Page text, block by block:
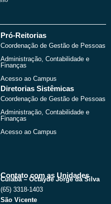
Pró-Reitorias
Coordenação de Gestão de Pessoas
Administração, Contabilidade e
Finanças
Acesso ao Campus
Diretorias Sistêmicas
Coordenação de Gestão de Pessoas
Administração, Contabilidade e
Finanças
Acesso ao Campus
Contato com as Unidades
Cuiabá – Octayde Jorge da Silva
(65) 3318-1403
São Vicente